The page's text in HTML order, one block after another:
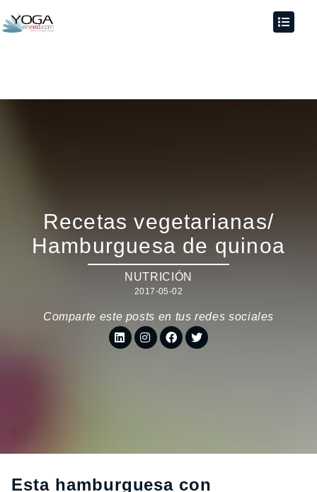
Recetas vegetarianas/
Hamburguesa de quinoa
NUTRICIÓN
2017-05-02
Comparte este posts en tus redes sociales
Esta hamburguesa con